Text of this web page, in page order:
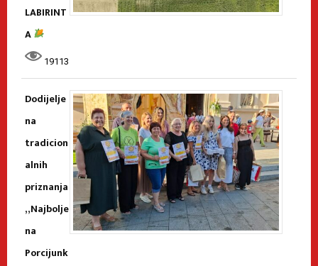
LABIRINT
A
19113
Dodijelje
na
tradicion
alnih
priznanja
„Najbolje
na
Porcijunk